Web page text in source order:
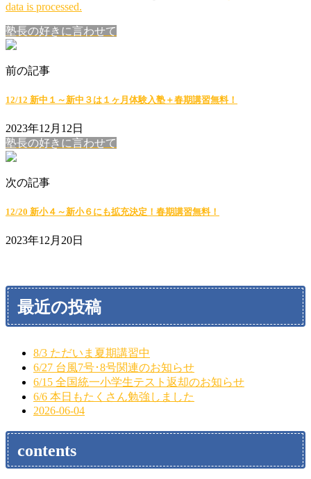
data is processed.
塾長の好きに言わせて
前の記事
12/12 新中１～新中３は１ヶ月体験入塾＋春期講習無料！
2023年12月12日
塾長の好きに言わせて
次の記事
12/20 新小４～新小６にも拡充決定！春期講習無料！
2023年12月20日
最近の投稿
8/3 ただいま夏期講習中
6/27 台風7号･8号関連のお知らせ
6/15 全国統一小学生テスト返却のお知らせ
6/6 本日もたくさん勉強しました
2026-06-04
contents